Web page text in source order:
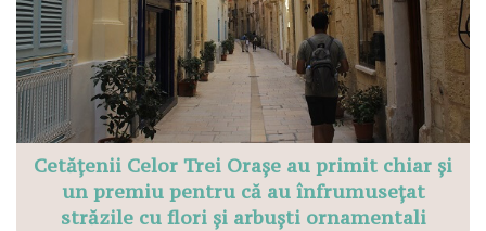
Cetățenii Celor Trei Orașe au primit chiar și
un premiu pentru că au înfrumusețat
străzile cu flori și arbuști ornamentali